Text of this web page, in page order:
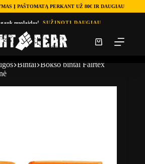
Į PAŠTOMATĄ PERKANT UŽ 80€ IR DAUGIAU
nuolaidas! SUŽINOTI DAUGIAU
Bintai Bokso bintai Fairtex